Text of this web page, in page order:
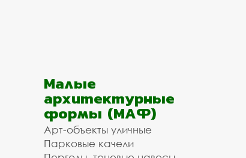
Малые
архитектурные
формы (МАФ)
Арт-объекты уличные
Парковые качели